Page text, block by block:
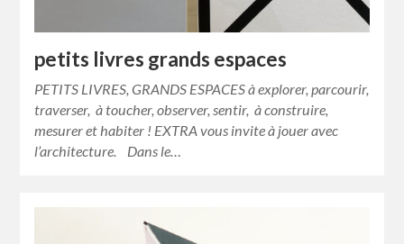
petits livres grands espaces
PETITS LIVRES, GRANDS ESPACES à explorer, parcourir,
traverser, à toucher, observer, sentir, à construire,
mesurer et habiter ! EXTRA vous invite à jouer avec
l’architecture. Dans le…